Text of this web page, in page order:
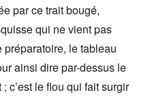
par ce trait bougé,
qui ne vient pas
préparatoire, le tableau
ainsi dire par-dessus le
c’est le flou qui fait surgir